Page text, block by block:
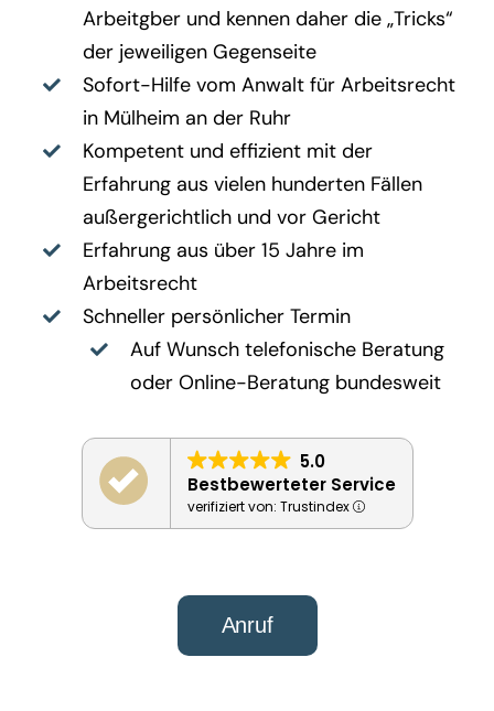
Arbeitgber und kennen daher die „Tricks“
der jeweiligen Gegenseite
Sofort-Hilfe vom Anwalt für Arbeitsrecht
in Mülheim an der Ruhr
Kompetent und effizient mit der
Erfahrung aus vielen hunderten Fällen
außergerichtlich und vor Gericht
Erfahrung aus über 15 Jahre im
Arbeitsrecht
Schneller persönlicher Termin
Auf Wunsch telefonische Beratung
oder Online-Beratung bundesweit
5.0
Bestbewerteter Service
verifiziert von: Trustindex
Anruf